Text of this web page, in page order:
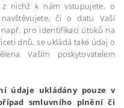
z nichž k nám vstupujete, o
či o datu Vaší
pro identifikaci útoků na
dnů, se ukládá také údaj o
Vaším poskytovatelem
údaje ukládány pouze v
smluvního plnění či